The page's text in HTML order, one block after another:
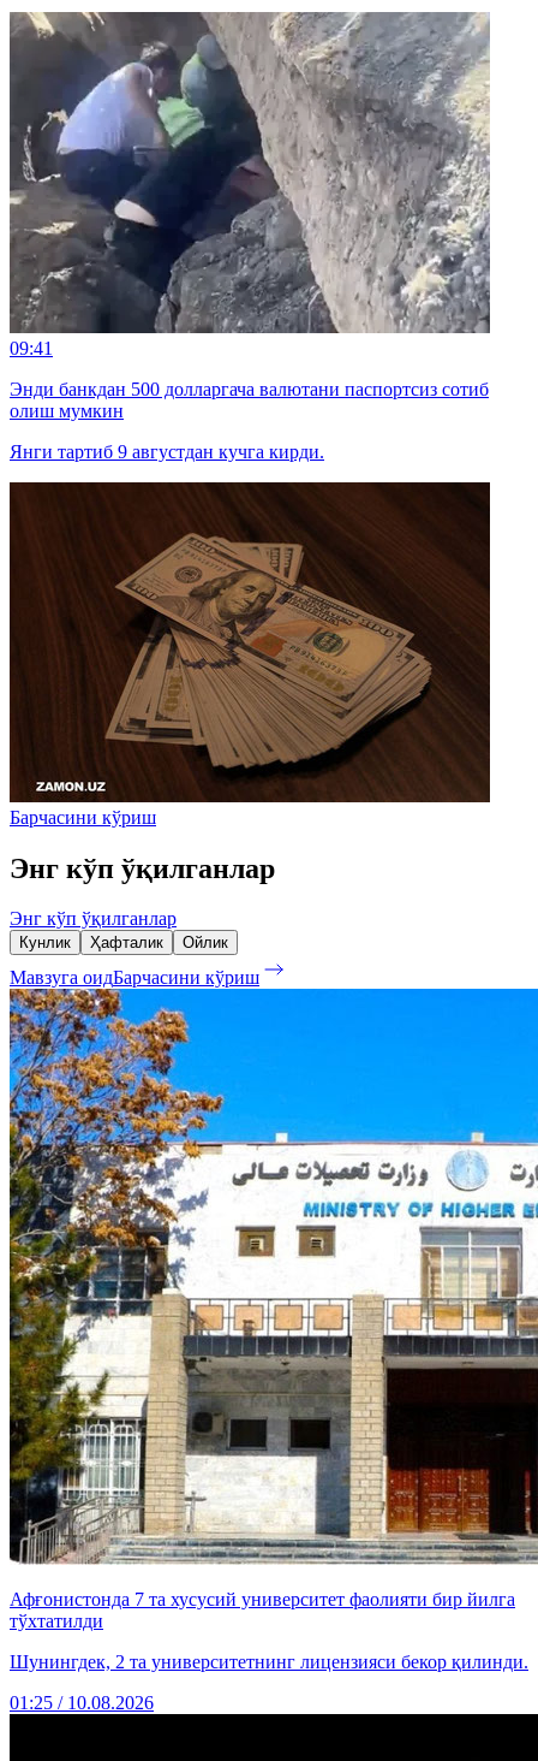
09:41
Энди банкдан 500 долларгача валютани паспортсиз сотиб
олиш мумкин
Янги тартиб 9 августдан кучга кирди.
Барчасини кўриш
Энг кўп ўқилганлар
Энг кўп ўқилганлар
Кунлик Ҳафталик Ойлик
Мавзуга оидБарчасини кўриш
Афғонистонда 7 та хусусий университет фаолияти бир йилга
тўхтатилди
Шунингдек, 2 та университетнинг лицензияси бекор қилинди.
01:25 / 10.08.2026